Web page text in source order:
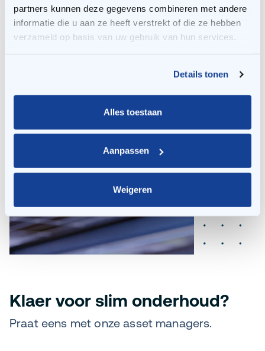
partners kunnen deze gegevens combineren met andere
informatie die u aan ze heeft verstrekt of die ze hebben
verzameld op basis van uw gebruik van hun services.
Details tonen
Alles toestaan
Aanpassen
Weigeren
Klaer voor slim onderhoud?
Praat eens met onze asset managers.